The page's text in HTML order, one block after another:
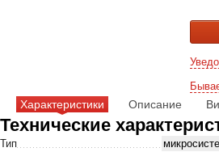
Характеристики Описание
Технические
Тип